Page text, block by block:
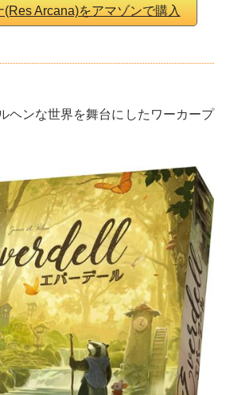
(Res Arcana)をアマゾンで購入
ヘンな世界を舞台にしたワーカープ